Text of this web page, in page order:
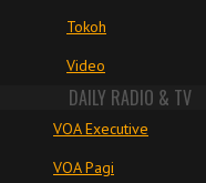
Tokoh
Video
DAILY RADIO & TV
VOA Executive
VOA Pagi